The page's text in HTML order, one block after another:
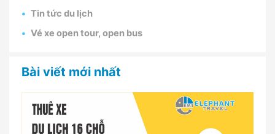
Tin tức du lịch
Vé xe open tour, open bus
Bài viết mới nhất